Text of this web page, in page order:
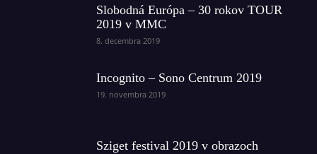
Slobodná Európa – 30 rokov TOUR
2019 v MMC
8. decembra 2019
Incognito – Sono Centrum 2019
19. novembra 2019
Sziget festival 2019 v obrazoch